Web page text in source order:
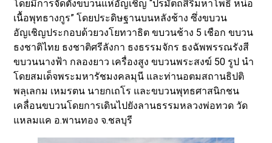
โดยมีการจัดตั้งขบวนแห่อัญเชิญ “ปรมัตถสิริมหาโพธิ หน่อ
เนื้อพุทธางกูร” โดยประดิษฐานบนหลังช้าง ซึ่งขบวน
อัญเชิญประกอบด้วยวงโยทวาธิต ขบวนช้าง 5 เชือก ขบวน
ธงชาติไทย ธงชาติศรีลังกา ธงธรรมจักร ธงฉัพพรรณรังสี
ขบวนนางฟ้า กลองยาว เครื่องสูง ขบวนพระสงฆ์ 50 รูป นำ
โดยสมเด็จพระมหารัชมงคลมุนี และท่านอตมสถานธิปติ
พลฺเลกม เหมรตน นายกเถโร และขบวนพุทธศาสนิกชน
เคลื่อนขบวนโดยการเดินไปยังลานธรรมหลวงพ่อทวด วัด
แหลมแค อ.พานทอง จ.ชลบุรี